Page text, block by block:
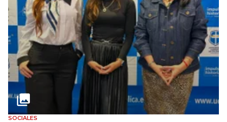
SOCIALES